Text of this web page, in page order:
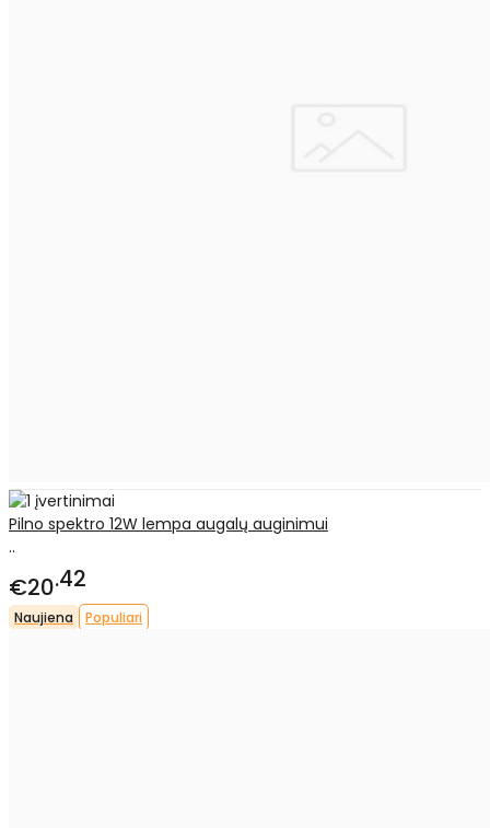
Pilno spektro 12W lempa augalų auginimui
..
€20 42
Naujiena Populiari